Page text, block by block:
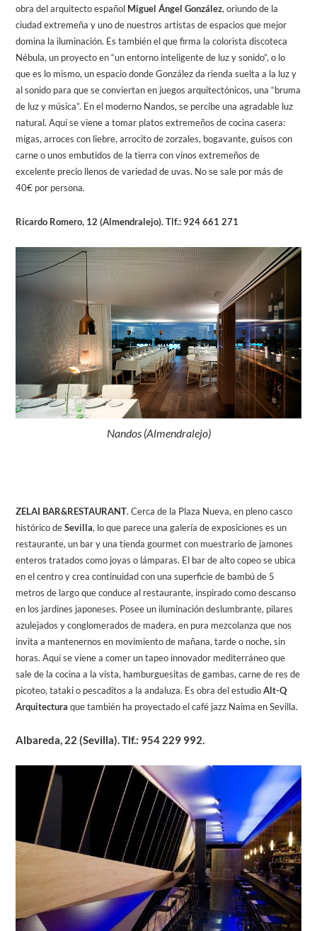
obra del arquitecto español Miguel Ángel González, oriundo de la
ciudad extremeña y uno de nuestros artistas de espacios que mejor
domina la iluminación. Es también el que firma la colorista discoteca
Nébula, un proyecto en “un entorno inteligente de luz y sonido”, o lo
que es lo mismo, un espacio donde González da rienda suelta a la luz y
al sonido para que se conviertan en juegos arquitectónicos, una “bruma
de luz y música”. En el moderno Nandos, se percibe una agradable luz
natural. Aquí se viene a tomar platos extremeños de cocina casera:
migas, arroces con liebre, arrocito de zorzales, bogavante, guisos con
carne o unos embutidos de la tierra con vinos extremeños de
excelente precio llenos de variedad de uvas. No se sale por más de
40€ por persona.
Ricardo Romero, 12 (Almendralejo). Tlf.: 924 661 271
Nandos (Almendralejo)
ZELAI BAR&RESTAURANT. Cerca de la Plaza Nueva, en pleno casco
histórico deSevilla, lo que parece una galería de exposiciones es un
restaurante, un bar y una tienda gourmet con muestrario de jamones
enteros tratados como joyas o lámparas. El bar de alto copeo se ubica
en el centro y crea continuidad con una superficie de bambú de 5
metros de largo que conduce al restaurante, inspirado como descanso
en los jardines japoneses. Posee un iluminación deslumbrante, pilares
azulejados y conglomerados de madera, en pura mezcolanza que nos
invita a mantenernos en movimiento de mañana, tarde o noche, sin
horas. Aquí se viene a comer un tapeo innovador mediterráneo que
sale de la cocina a la vista, hamburguesitas de gambas, carne de res de
picoteo, tataki o pescaditos a la andaluza. Es obra del estudioAlt-Q
Arquitectura que también ha proyectado el café jazz Naima en Sevilla.
Albareda, 22 (Sevilla). Tlf.: 954 229 992.